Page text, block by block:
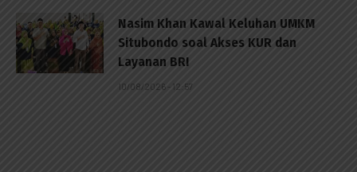
Nasim Khan Kawal Keluhan UMKM
Situbondo soal Akses KUR dan
Layanan BRI
10/08/2026 - 12:57